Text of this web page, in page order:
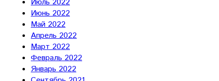
Июль 2022
Июнь 2022
Май 2022
Апрель 2022
Март 2022
Февраль 2022
Январь 2022